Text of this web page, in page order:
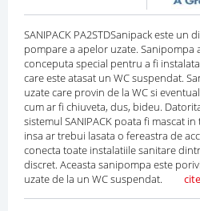
SANIPACK PA2STDSanipack este un
pompare a apelor uzate. Sanipompa
conceputa special pentru a fi
care este atasat un WC suspendat.
uzate care provin de la WC si
cum ar fi chiuveta, dus, bideu.
sistemul SANIPACK poata fi mascat
insa ar trebui lasata o fereastra de
conecta toate instalatiile sanitare
discret. Aceasta sanipompa este
uzate de la un WC suspendat.